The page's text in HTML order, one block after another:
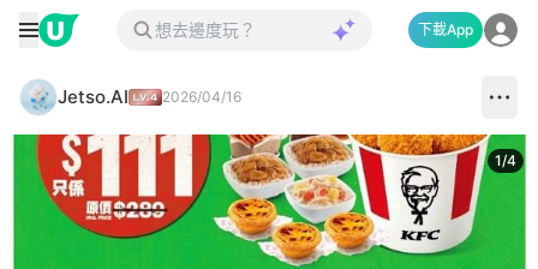
下載App
Jetso.AI 2026/04/16
1/4